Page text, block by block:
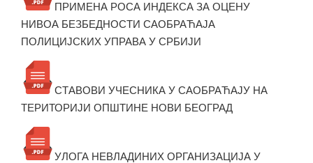
ПРИМЕНА РОСА ИНДЕКСА ЗА ОЦЕНУ
НИВОА БЕЗБЕДНОСТИ САОБРАЋАЈА
ПОЛИЦИЈСКИХ УПРАВА У СРБИЈИ
СТАВОВИ УЧЕСНИКА У САОБРАЋАЈУ НА
ТЕРИТОРИЈИ ОПШТИНЕ НОВИ БЕОГРАД
УЛОГА НЕВЛАДИНИХ ОРГАНИЗАЦИЈА У